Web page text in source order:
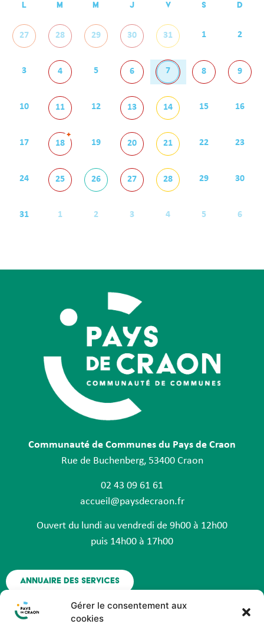
Gérer le consentement aux
cookies
L M M J V S D
27 28 29 30 31 1 2
3 4 5 6 7 8 9
10 11 12 13 14 15 16
17 18
+
19 20 21 22 23
24 25 26 27 28 29 30
31 1 2 3 4 5 6
Communauté de Communes du Pays de Craon
Rue de Buchenberg, 53400 Craon
02 43 09 61 61
accueil@paysdecraon.fr
Ouvert du lundi au vendredi de 9h00 à 12h00
puis 14h00 à 17h00
Annuaire des services
Nous contacter